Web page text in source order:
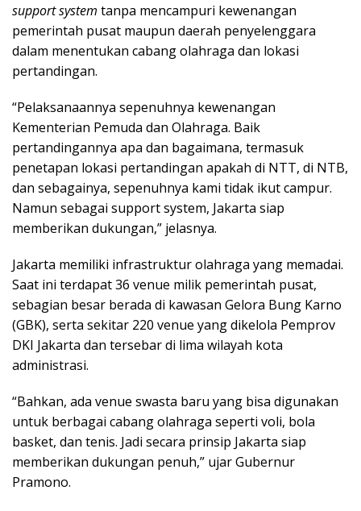
support system tanpa mencampuri kewenangan
pemerintah pusat maupun daerah penyelenggara
dalam menentukan cabang olahraga dan lokasi
pertandingan.
“Pelaksanaannya sepenuhnya kewenangan
Kementerian Pemuda dan Olahraga. Baik
pertandingannya apa dan bagaimana, termasuk
penetapan lokasi pertandingan apakah di NTT, di NTB,
dan sebagainya, sepenuhnya kami tidak ikut campur.
Namun sebagai support system, Jakarta siap
memberikan dukungan,” jelasnya.
Jakarta memiliki infrastruktur olahraga yang memadai.
Saat ini terdapat 36 venue milik pemerintah pusat,
sebagian besar berada di kawasan Gelora Bung Karno
(GBK), serta sekitar 220 venue yang dikelola Pemprov
DKI Jakarta dan tersebar di lima wilayah kota
administrasi.
“Bahkan, ada venue swasta baru yang bisa digunakan
untuk berbagai cabang olahraga seperti voli, bola
basket, dan tenis. Jadi secara prinsip Jakarta siap
memberikan dukungan penuh,” ujar Gubernur
Pramono.